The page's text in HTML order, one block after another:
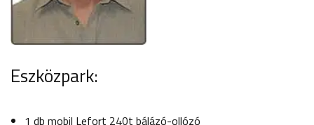
Eszközpark:
1 db mobil Lefort 240t bálázó-ollózó